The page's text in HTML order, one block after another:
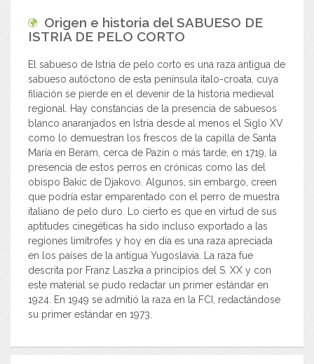
Origen e historia delSABUESO DE
ISTRIA DE PELO CORTO
El sabueso de Istria de pelo corto es una raza antigua de
sabueso autóctono de esta península italo-croata, cuya
filiación se pierde en el devenir de la historia medieval
regional. Hay constancias de la presencia de sabuesos
blanco anaranjados en Istria desde al menos el Siglo XV
como lo demuestran los frescos de la capilla de Santa
María en Beram, cerca de Pazin o más tarde, en 1719, la
presencia de estos perros en crónicas como las del
obispo Bakic de Djakovo. Algunos, sin embargo, creen
que podría estar emparentado con el perro de muestra
italiano de pelo duro. Lo cierto es que en virtud de sus
aptitudes cinegéticas ha sido incluso exportado a las
regiones limítrofes y hoy en día es una raza apreciada
en los países de la antigua Yugoslavia. La raza fue
descrita por Franz Laszka a principios del S. XX y con
este material se pudo redactar un primer estándar en
1924. En 1949 se admitió la raza en la FCI, redactándose
su primer estándar en 1973.